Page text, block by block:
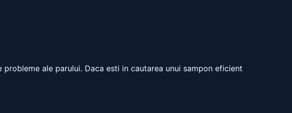
ale parului. Daca esti in cautarea unui sampon eficient